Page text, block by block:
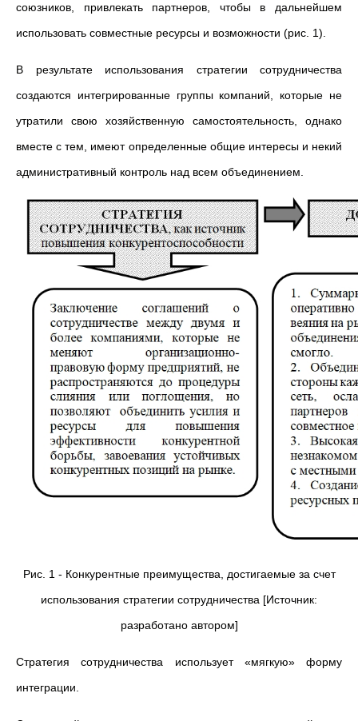
союзников, привлекать партнеров, чтобы в дальнейшем
использовать совместные ресурсы и возможности (рис. 1).
В результате использования стратегии сотрудничества
создаются интегрированные группы компаний, которые не
утратили свою хозяйственную самостоятельность, однако
вместе с тем, имеют определенные общие интересы и некий
административный контроль над всем объединением.
Рис. 1 - Конкурентные преимущества, достигаемые за счет
использования стратегии сотрудничества [Источник:
разработано автором]
Стратегия сотрудничества использует «мягкую» форму
интеграции.